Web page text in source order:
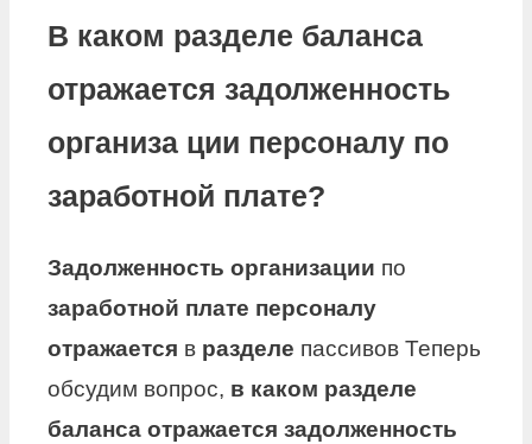
В каком разделе баланса
отражается задолженность
организа ции персоналу по
заработной плате?
Задолженность организации по
заработной плате персоналу
отражается в разделе пассивов Теперь
обсудим вопрос, в каком разделе
баланса отражается задолженность